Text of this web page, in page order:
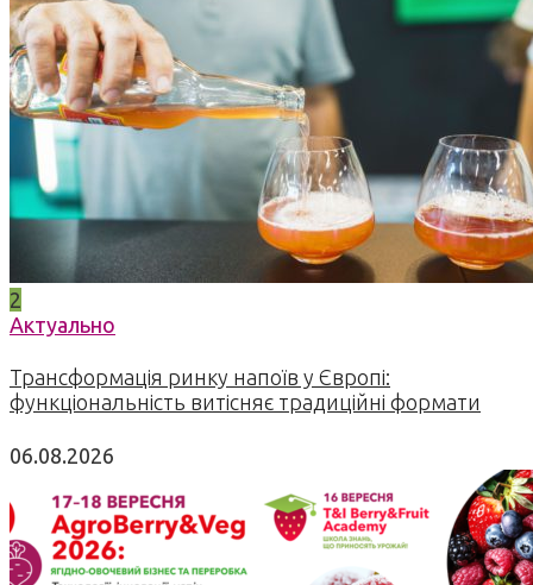
2
Актуально
Трансформація ринку напоїв у Європі:
функціональність витісняє традиційні формати
06.08.2026